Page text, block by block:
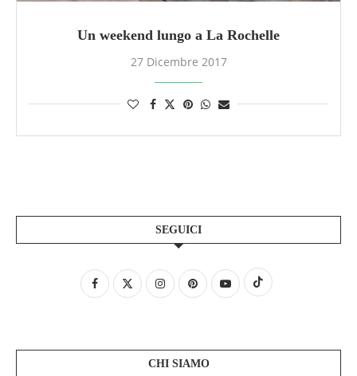
Un weekend lungo a La Rochelle
27 Dicembre 2017
SEGUICI
CHI SIAMO